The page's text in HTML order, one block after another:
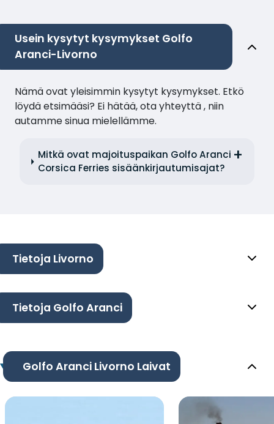
Usein kysytyt kysymykset Golfo
Aranci-Livorno
Nämä ovat yleisimmin kysytyt kysymykset. Etkö
löydä etsimääsi? Ei hätää, ota yhteyttä , niin
autamme sinua mielellämme.
Mitkä ovat majoituspaikan Golfo Aranci
Corsica Ferries sisäänkirjautumisajat?
Tietoja Livorno
Tietoja Golfo Aranci
Golfo Aranci Livorno Laivat